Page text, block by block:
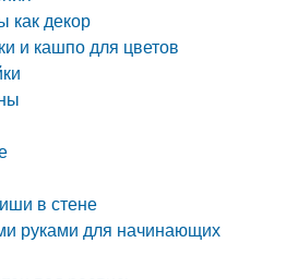
как декор
и кашпо для цветов
в стене
руками для начинающих